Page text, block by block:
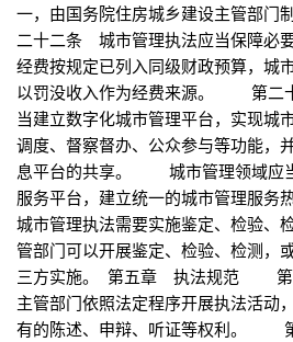
一，由国务院住房城乡建设主管部
二十二条 城市管理执法应当保障
经费按规定已列入同级财政预算，城
以罚没收入作为经费来源。 第二
当建立数字化城市管理平台，实现城
调度、督察督办、公众参与等功能，
息平台的共享。 城市管理领域应
服务平台，建立统一的城市管理
城市管理执法需要实施鉴定、检验、
管部门可以开展鉴定、检验、检测，
三方实施。 第五章 执法规范 第
主管部门依照法定程序开展执法活动
有的陈述、申辩、听证等权利。